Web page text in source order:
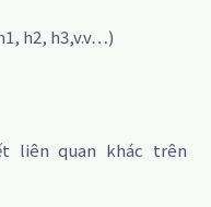
h2, h3,v.v…)
liên quan khác trên